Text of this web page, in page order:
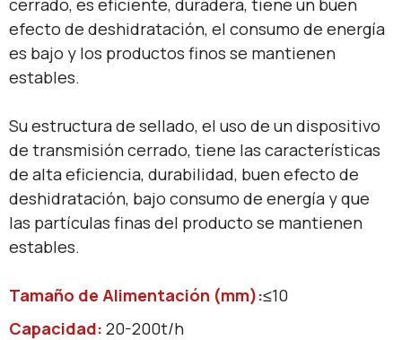
efecto de deshidratación, el consumo de energía
es bajo y los productos finos se mantienen
estables.
Su estructura de sellado, el uso de un dispositivo
de transmisión cerrado, tiene las características
de alta eficiencia, durabilidad, buen efecto de
deshidratación, bajo consumo de energía y que
las partículas finas del producto se mantienen
estables.
Tamaño de Alimentación (mm):≤10
Capacidad: 20-200t/h